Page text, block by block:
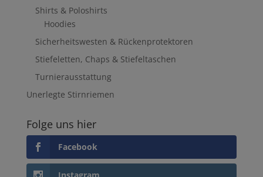
Shirts & Poloshirts
Hoodies
Sicherheitswesten & Rückenprotektoren
Stiefeletten, Chaps & Stiefeltaschen
Turnierausstattung
Unerlegte Stirnriemen
Folge uns hier
Facebook
Instagram